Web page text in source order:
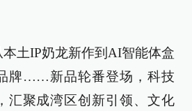
土IP奶龙新作到AI智能体盒
牌……新品轮番登场，科技
汇聚成湾区创新引领、文化